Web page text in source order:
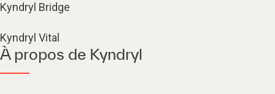
Kyndryl Bridge
Kyndryl Vital
À propos de Kyndryl